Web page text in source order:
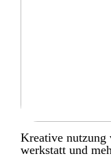
Kreative nutzung
werkstatt und